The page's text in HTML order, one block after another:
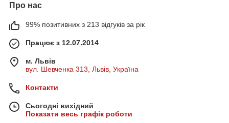
Про нас
99% позитивних з 213 відгуків за рік
Працює з 12.07.2014
м. Львів
вул. Шевченка 313, Львів, Україна
Контакти
Сьогодні вихідний
Показати весь графік роботи